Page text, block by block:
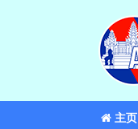
主页